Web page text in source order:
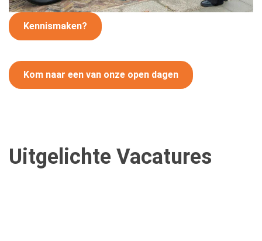
Kennismaken?
Kom naar een van onze open dagen
Uitgelichte Vacatures